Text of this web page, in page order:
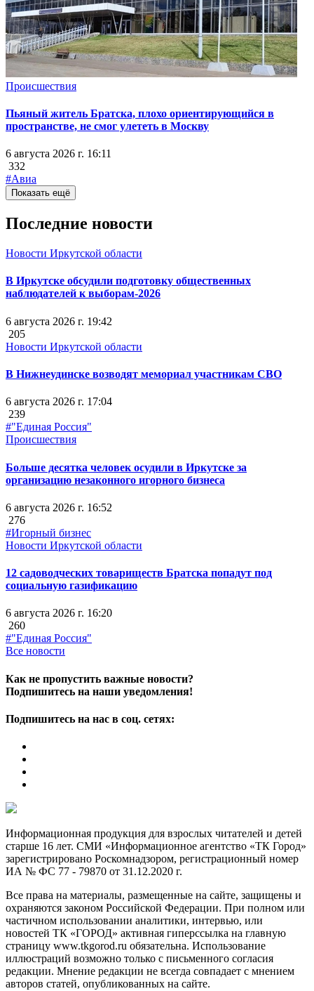
Происшествия
Пьяный житель Братска, плохо ориентирующийся в
пространстве, не смог улететь в Москву
6 августа 2026 г. 16:11
332
#Авиа
Показать ещё
Последние новости
Новости Иркутской области
В Иркутске обсудили подготовку общественных
наблюдателей к выборам-2026
6 августа 2026 г. 19:42
205
Новости Иркутской области
В Нижнеудинске возводят мемориал участникам СВО
6 августа 2026 г. 17:04
239
#"Единая Россия"
Происшествия
Больше десятка человек осудили в Иркутске за
организацию незаконного игорного бизнеса
6 августа 2026 г. 16:52
276
#Игорный бизнес
Новости Иркутской области
12 садоводческих товариществ Братска попадут под
социальную газификацию
6 августа 2026 г. 16:20
260
#"Единая Россия"
Все новости
Как не пропустить важные новости?
Подпишитесь на наши уведомления!
Подпишитесь на нас в соц. сетях:
Информационная продукция для взрослых читателей и детей
старше 16 лет. СМИ «Информационное агентство «ТК Город»
зарегистрировано Роскомнадзором, регистрационный номер
ИА № ФС 77 - 79870 от 31.12.2020 г.
Все права на материалы, размещенные на сайте, защищены и
охраняются законом Российской Федерации. При полном или
частичном использовании аналитики, интервью, или
новостей ТК «ГОРОД» активная гиперссылка на главную
страницу www.tkgorod.ru обязательна. Использование
иллюстраций возможно только с письменного согласия
редакции. Мнение редакции не всегда совпадает с мнением
авторов статей, опубликованных на сайте.